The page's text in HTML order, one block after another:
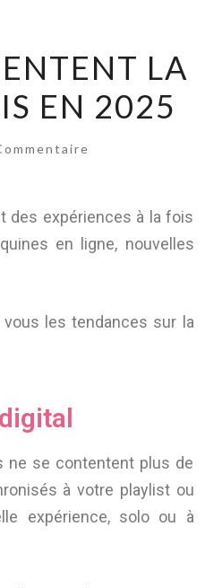
LA
EN 2025
des expériences à la fois
en ligne, nouvelles
vous les tendances sur la
ne se contentent plus de
à votre playlist ou
expérience, solo ou à